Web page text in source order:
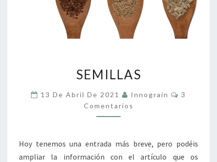
SEMILLAS
13 De Abril De 2021 Innograin
3
Comentarios
Hoy tenemos una entrada más breve, pero podéis
ampliar la información con el artículo que os